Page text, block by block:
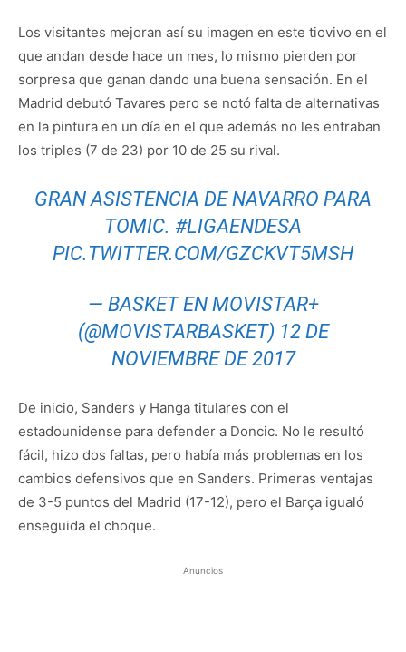
Los visitantes mejoran así su imagen en este tiovivo en el
que andan desde hace un mes, lo mismo pierden por
sorpresa que ganan dando una buena sensación. En el
Madrid debutó Tavares pero se notó falta de alternativas
en la pintura en un día en el que además no les entraban
los triples (7 de 23) por 10 de 25 su rival.
GRAN ASISTENCIA DE NAVARRO PARA
TOMIC. #LIGAENDESA
PIC.TWITTER.COM/GZCKVT5MSH
— BASKET EN MOVISTAR+
(@MOVISTARBASKET) 12 DE
NOVIEMBRE DE 2017
De inicio, Sanders y Hanga titulares con el
estadounidense para defender a Doncic. No le resultó
fácil, hizo dos faltas, pero había más problemas en los
cambios defensivos que en Sanders. Primeras ventajas
de 3-5 puntos del Madrid (17-12), pero el Barça igualó
enseguida el choque.
Anuncios